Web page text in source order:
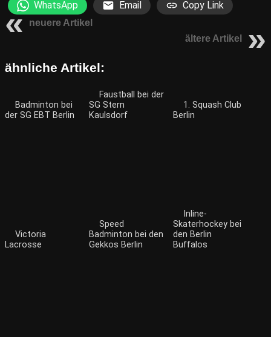
WhatsApp Email Copy Link
neuere Artikel
ältere Artikel
ähnliche Artikel:
Badminton bei
der SG EBT Berlin
Faustball bei der
SG Stern
Kaulsdorf
1. Squash Club
Berlin
Victoria
Lacrosse
Speed
Badminton bei den
Gekkos Berlin
Inline-
Skaterhockey bei
den Berlin
Buffalos